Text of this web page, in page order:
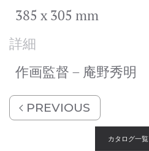
385 x 305 mm
詳細
作画監督 – 庵野秀明
PREVIOUS
カタログ一覧